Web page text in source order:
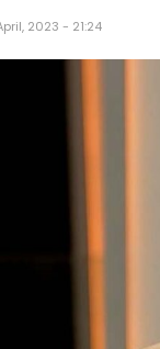
2023 - 21:24